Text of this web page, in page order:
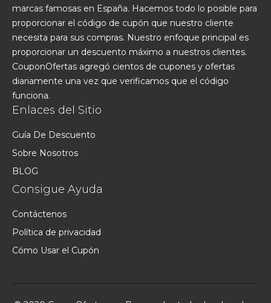
marcas famosas en España. Hacemos todo lo posible para
proporcionar el código de cupón que nuestro cliente
necesita para sus compras. Nuestro enfoque principal es
proporcionar un descuento máximo a nuestros clientes.
CouponOfertas agregó cientos de cupones y ofertas
diariamente una vez que verificamos que el código
funciona.
Enlaces del Sitio
Guía De Descuento
Sobre Nosotros
BLOG
Consigue Ayuda
Contáctenos
Política de privacidad
Cómo Usar el Cupón